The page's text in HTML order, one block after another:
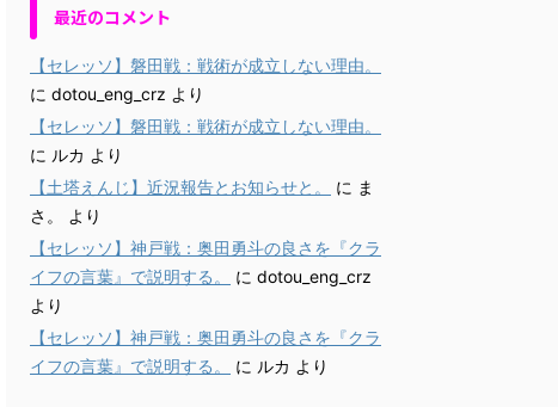
最近のコメント
【セレッソ】磐田戦：戦術が成立しない理由。
に dotou_eng_crz より
【セレッソ】磐田戦：戦術が成立しない理由。
に ルカ より
【土塔えんじ】近況報告とお知らせと。
に ま
さ。
より
【セレッソ】神戸戦：奥田勇斗の良さを『クラ
イフの言葉』で説明する。
に dotou_eng_crz
より
【セレッソ】神戸戦：奥田勇斗の良さを『クラ
イフの言葉』で説明する。
に ルカ より